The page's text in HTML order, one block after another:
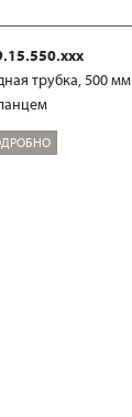
трубка, 500 мм